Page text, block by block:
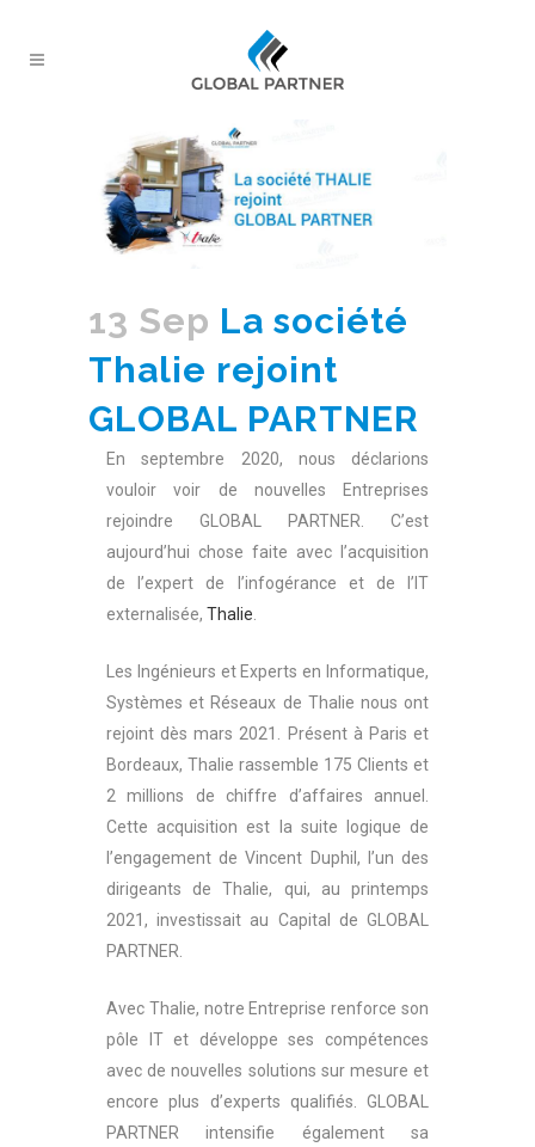
13 Sep La société
Thalie rejoint
GLOBAL PARTNER
En septembre 2020, nous déclarions
vouloir voir de nouvelles Entreprises
rejoindre GLOBAL PARTNER. C’est
aujourd’hui chose faite avec l’acquisition
de l’expert de l’infogérance et de l’IT
externalisée, Thalie
Les Ingénieurs et Experts en Informatique,
Systèmes et Réseaux de Thalie nous ont
rejoint dès mars 2021. Présent à Paris et
Bordeaux, Thalie rassemble 175 Clients et
2 millions de chiffre d’affaires annuel.
Cette acquisition est la suite logique de
l’engagement de Vincent Duphil, l’un des
dirigeants de Thalie, qui, au printemps
2021, investissait au Capital de GLOBAL
PARTNER.
Avec Thalie, notre Entreprise renforce son
pôle IT et développe ses compétences
avec de nouvelles solutions sur mesure et
encore plus d’experts qualifiés. GLOBAL
PARTNER intensifie également sa